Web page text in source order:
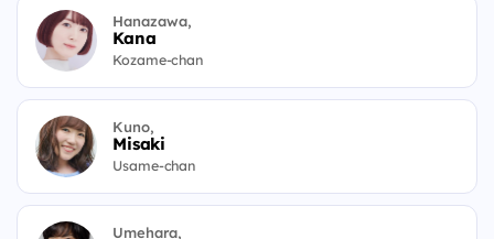
Hanazawa,
Kana
Kozame-chan
Kuno,
Misaki
Usame-chan
Umehara,